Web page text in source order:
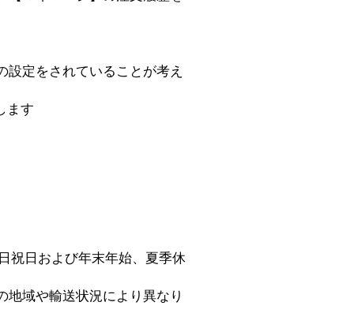
定をされていることが考え
ます
祝日および年末年始、夏季休
域や輸送状況により異なり